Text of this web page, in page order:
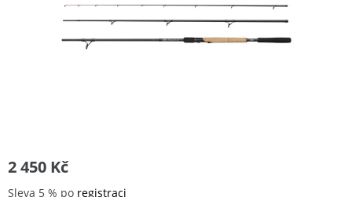
2 450 Kč
Sleva 5 % po registraci